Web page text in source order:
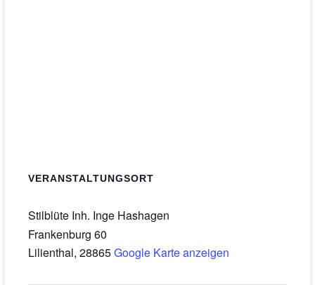
VERANSTALTUNGSORT
Stilblüte Inh. Inge Hashagen
Frankenburg 60
Lilienthal, 28865Google Karte anzeigen